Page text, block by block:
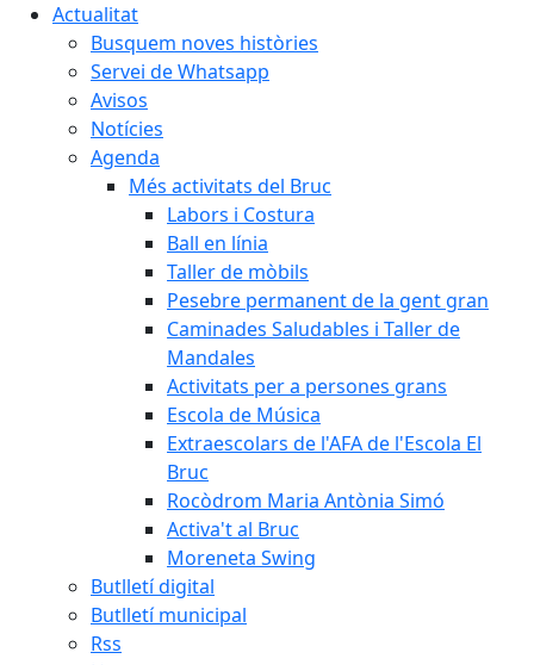
Actualitat
Busquem noves històries
Servei de Whatsapp
Avisos
Notícies
Agenda
Més activitats del Bruc
Labors i Costura
Ball en línia
Taller de mòbils
Pesebre permanent de la gent gran
Caminades Saludables i Taller de
Mandales
Activitats per a persones grans
Escola de Música
Extraescolars de l'AFA de l'Escola El
Bruc
Rocòdrom Maria Antònia Simó
Activa't al Bruc
Moreneta Swing
Butlletí digital
Butlletí municipal
Rss